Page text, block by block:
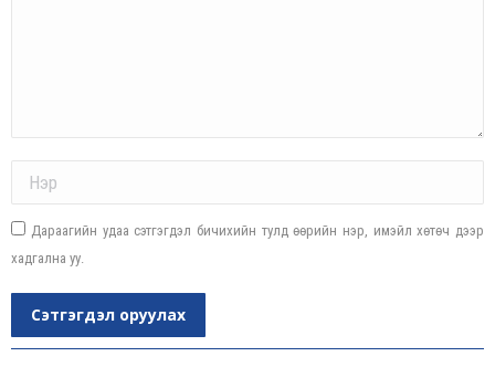
Дараагийн удаа сэтгэгдэл бичихийн тулд өөрийн нэр, имэйл хөтөч дээр
хадгална уу.
Сэтгэгдэл оруулах